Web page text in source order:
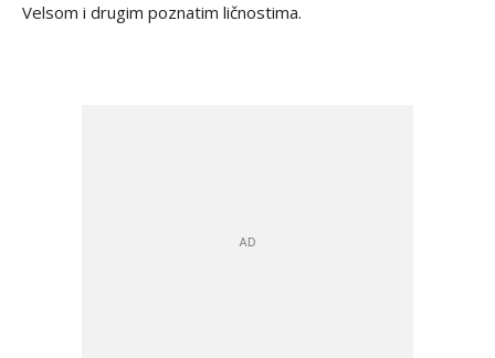
Velsom i drugim poznatim ličnostima.